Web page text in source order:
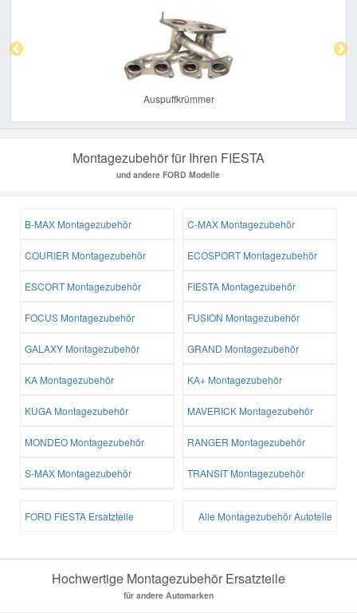
Auspuffkrümmer
Montagezubehör für Ihren FIESTA
und andere FORD Modelle
B-MAX Montagezubehör C-MAX Montagezubehör
COURIER Montagezubehör ECOSPORT Montagezubehör
ESCORT Montagezubehör FIESTA Montagezubehör
FOCUS Montagezubehör FUSION Montagezubehör
GALAXY Montagezubehör GRAND Montagezubehör
KA Montagezubehör KA+ Montagezubehör
KUGA Montagezubehör MAVERICK Montagezubehör
MONDEO Montagezubehör RANGER Montagezubehör
S-MAX Montagezubehör TRANSIT Montagezubehör
FORD FIESTA Ersatzteile Alle Montagezubehör Autoteile
Hochwertige Montagezubehör Ersatzteile
für andere Automarken